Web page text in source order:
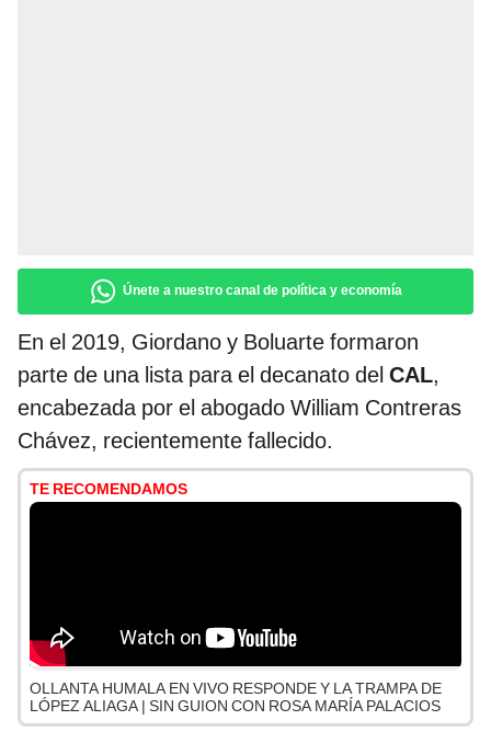
Únete a nuestro canal de política y economía
En el 2019, Giordano y Boluarte formaron
parte de una lista para el decanato del CAL,
encabezada por el abogado William Contreras
Chávez, recientemente fallecido.
TE RECOMENDAMOS
OLLANTA HUMALA EN VIVO RESPONDE Y LA TRAMPA DE
LÓPEZ ALIAGA | SIN GUION CON ROSA MARÍA PALACIOS